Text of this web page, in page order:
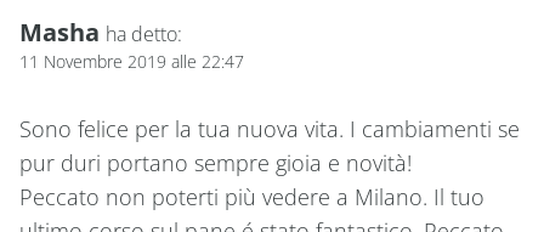
Masha ha detto:
11 Novembre 2019 alle 22:47
Sono felice per la tua nuova vita. I cambiamenti se
pur duri portano sempre gioia e novità!
Peccato non poterti più vedere a Milano. Il tuo